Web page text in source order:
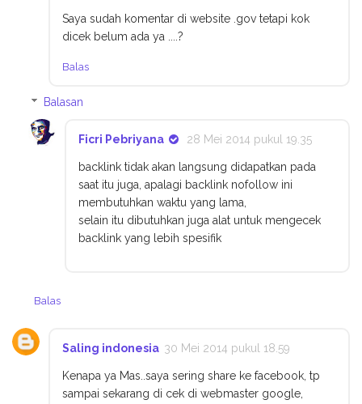
Saya sudah komentar di website .gov tetapi kok
dicek belum ada ya ....?
Balas
Balasan
Ficri Pebriyana 28 Mei 2014 pukul 19.35
backlink tidak akan langsung didapatkan pada
saat itu juga, apalagi backlink nofollow ini
membutuhkan waktu yang lama,
selain itu dibutuhkan juga alat untuk mengecek
backlink yang lebih spesifik
Balas
Saling indonesia 30 Mei 2014 pukul 18.59
Kenapa ya Mas..saya sering share ke facebook, tp
sampai sekarang di cek di webmaster google,